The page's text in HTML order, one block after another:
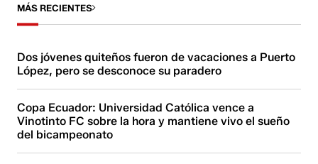
MÁS RECIENTES
Dos jóvenes quiteños fueron de vacaciones a Puerto
López, pero se desconoce su paradero
Copa Ecuador: Universidad Católica vence a
Vinotinto FC sobre la hora y mantiene vivo el sueño
del bicampeonato